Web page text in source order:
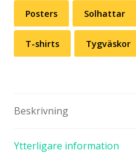
Posters Solhattar
T-shirts Tygväskor
Beskrivning
Ytterligare information